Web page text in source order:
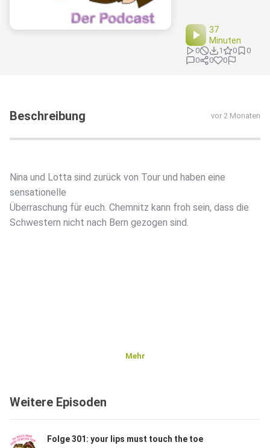
37
Minuten
0 1 0
0
0
0 0
Beschreibung vor 2 Monaten
Nina und Lotta sind zurück von Tour und haben eine
sensationelle
Überraschung für euch. Chemnitz kann froh sein, dass die
Schwestern nicht nach Bern gezogen sind.
Mehr
Weitere Episoden
Folge 301: your lips must touch the toe